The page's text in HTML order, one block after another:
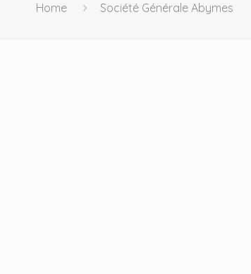
Home Société Générale Abymes